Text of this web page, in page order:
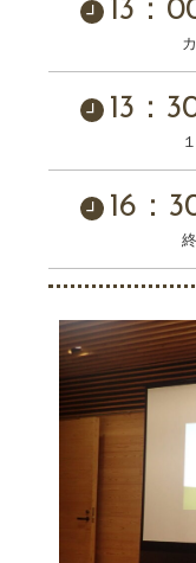
13：
13：
16：